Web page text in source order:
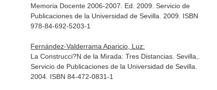
Memoria Docente 2006-2007. Ed. 2009. Servicio de
Publicaciones de la Universidad de Sevilla. 2009. ISBN
978-84-692-5203-1
Fernández-Valderrama Aparicio, Luz:
La Construcci?N de la Mirada: Tres Distancias. Sevilla,.
Servicio de Publicaciones de la Universidad de Sevilla.
2004. ISBN 84-472-0831-1